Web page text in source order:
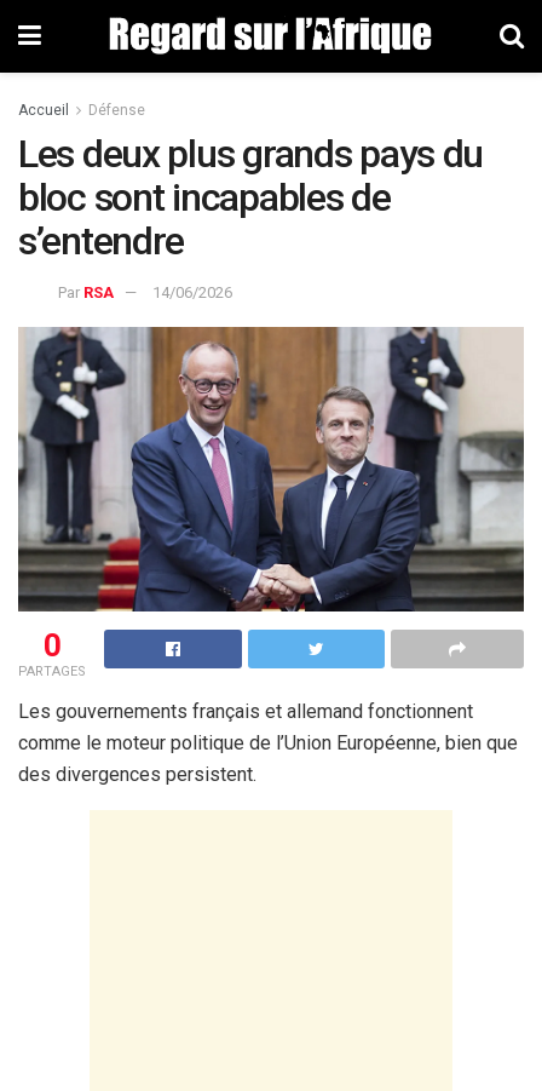
Accueil Défense
Les deux plus grands pays du
bloc sont incapables de
s’entendre
Par RSA 14/06/2026
0
PARTAGES
Les gouvernements français et allemand fonctionnent
comme le moteur politique de l’Union Européenne, bien que
des divergences persistent.